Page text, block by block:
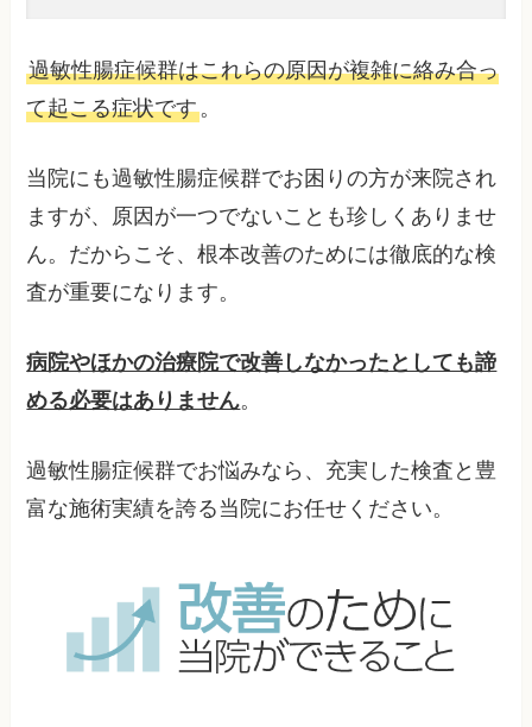
過敏性腸症候群はこれらの原因が複雑に絡み合っ
て起こる症状です。
当院にも過敏性腸症候群でお困りの方が来院され
ますが、原因が一つでないことも珍しくありませ
ん。だからこそ、根本改善のためには徹底的な検
査が重要になります。
病院やほかの治療院で改善しなかったとしても諦
める必要はありません。
過敏性腸症候群でお悩みなら、充実した検査と豊
富な施術実績を誇る当院にお任せください。